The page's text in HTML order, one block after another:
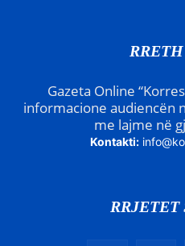
Gazeta Online
informacione audiencën
me lajme në
Kontakti:
RRJETET